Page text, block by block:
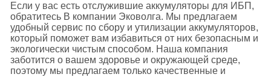
Если у вас есть отслужившие аккумуляторы для ИБП,
обратитесь В компании Эковолга. Мы предлагаем
удобный сервис по сбору и утилизации аккумуляторов,
который поможет вам избавиться от них безопасным и
экологически чистым способом. Наша компания
заботится о вашем здоровье и окружающей среде,
поэтому мы предлагаем только качественные и